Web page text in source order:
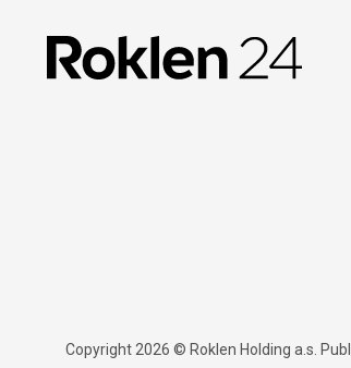
Copyright 2026 © Roklen Holding a.s.